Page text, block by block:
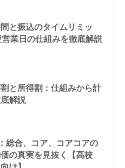
と振込のタイムリミッ
営業日の仕組みを徹底解説
と所得割：仕組みから計
解説
総合、コア、コアコアの
の真実を見抜く【高校